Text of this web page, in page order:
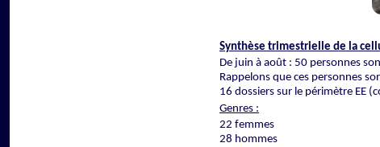
Synthèse trimestrielle de la
De juin à août : 50 personnes
Rappelons que ces personnes
16 dossiers sur le périmètre EE
Genres :
22 femmes
28 hommes